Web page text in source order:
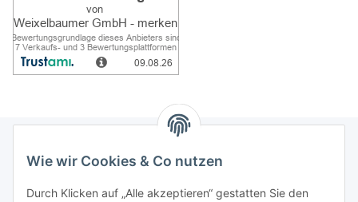
Wie wir Cookies & Co nutzen
Durch Klicken auf „Alle akzeptieren“ gestatten Sie den